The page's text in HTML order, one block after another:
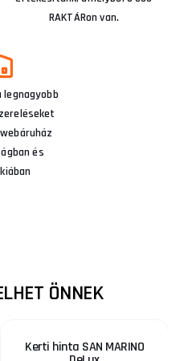
RAKTÁRon van.
legnagyobb
és
ÖNNEK
Kerti hinta SAN MARINO